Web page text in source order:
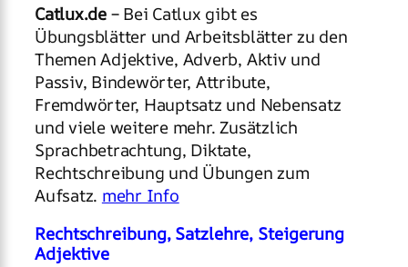
Catlux.de– Bei Catlux gibt es
Übungsblätter und Arbeitsblätter zu den
Themen Adjektive, Adverb, Aktiv und
Passiv, Bindewörter, Attribute,
Fremdwörter, Hauptsatz und Nebensatz
und viele weitere mehr. Zusätzlich
Sprachbetrachtung, Diktate,
Rechtschreibung und Übungen zum
Aufsatz. mehr Info
Rechtschreibung, Satzlehre, Steigerung
Adjektive